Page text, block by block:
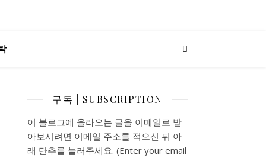
구독 | SUBSCRIPTION
이 블로그에 올라오는 글을 이메일로 받
아보시려면 이메일 주소를 적으신 뒤 아
래 단추를 눌러주세요. (Enter your email